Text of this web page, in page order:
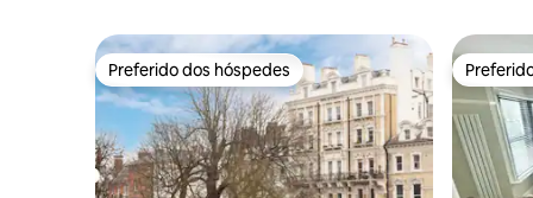
Preferido dos hóspedes
Preferido dos hóspedes